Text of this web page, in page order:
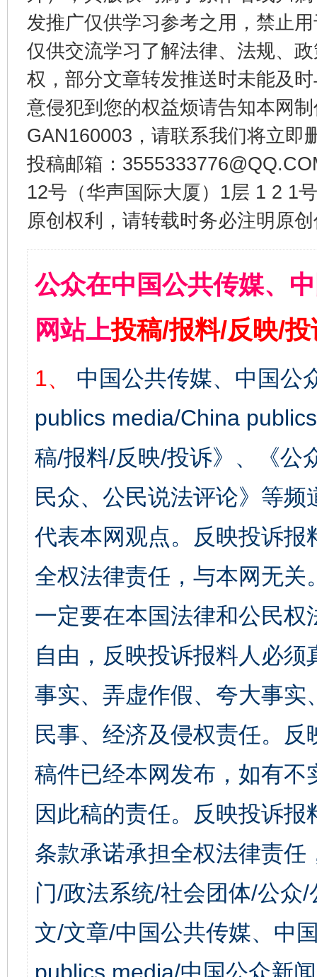
发推广仅供学习参考之用，禁止
仅供交流学习了解法律、法规、
权，部分文章转发推送时未能及
意侵犯到您的权益烦请告知本网
GAN160003，请联系我们将立即
投稿邮箱：
12号（华声国际大厦）1层 1 2 1
原创权利，请转载时务必注明原
公众在中国公共传媒、
网站上投稿/报料/反映/
1、
中国公共传媒、中国公
publics media/China
稿/报料/反映/投诉》、《公
民众、公民说法评论》等
代表本网观点。反映投诉
全权法律责任，与本网无
一定要在本国法律和公民
自由，反映投诉报料人必
事实、弄虚作假、夸大事
民事、经济及侵权责任。
稿件已经本网发布，如有
因此稿的责任。反映投诉
条款承诺承担全权法律责
门/政法系统/社会团体/公众
文/文章/中国公共传媒、中